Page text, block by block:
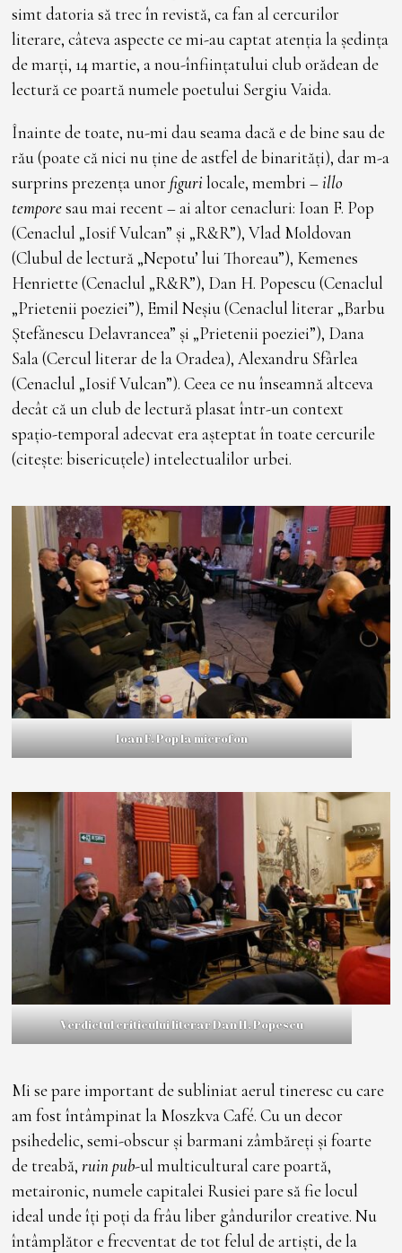
simt datoria să trec în revistă, ca fan al cercurilor
literare, câteva aspecte ce mi-au captat atenția la ședința
de marți, 14 martie, a nou-înființatului club orădean de
lectură ce poartă numele poetului Sergiu Vaida.
Înainte de toate, nu-mi dau seama dacă e de bine sau de
rău (poate că nici nu ține de astfel de binarități), dar m-a
surprins prezența unor figuri locale, membri –illo
temporesau mai recent – ai altor cenacluri: Ioan F. Pop
(Cenaclul „Iosif Vulcan” și „R&R”), Vlad Moldovan
(Clubul de lectură „Nepotu’ lui Thoreau”), Kemenes
Henriette (Cenaclul „R&R”), Dan H. Popescu (Cenaclul
„Prietenii poeziei”), Emil Neșiu (Cenaclul literar „Barbu
Ștefănescu Delavrancea” și „Prietenii poeziei”), Dana
Sala (Cercul literar de la Oradea), Alexandru Sfârlea
(Cenaclul „Iosif Vulcan”). Ceea ce nu înseamnă altceva
decât că un club de lectură plasat într-un context
spațio-temporal adecvat era așteptat în toate cercurile
(citește: bisericuțele) intelectualilor urbei.
Ioan F. Pop la microfon
Verdictul criticului literar Dan H. Popescu
Mi se pare important de subliniat aerul tineresc cu care
am fost întâmpinat la Moszkva Café. Cu un decor
psihedelic, semi-obscur și barmani zâmbăreți și foarte
de treabă,ruin pub-ul multicultural care poartă,
metaironic, numele capitalei Rusiei pare să fie locul
ideal unde îți poți da frâu liber gândurilor creative. Nu
întâmplător e frecventat de tot felul de artiști, de la